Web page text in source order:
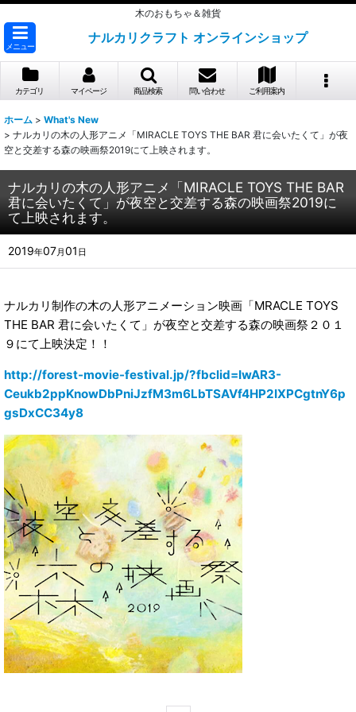
木のおもちゃ＆雑貨
メニュー
ナルカリクラフト オンラインショップ
カテゴリ マイページ 商品検索 問い合わせ ご利用案内
ホーム > What's New
> ナルカリの木の人形アニメ「MIRACLE TOYS THE BAR 君に会いたくて」が夜
空と交差する森の映画祭2019にて上映されます。
ナルカリの木の人形アニメ「MIRACLE TOYS THE BAR
君に会いたくて」が夜空と交差する森の映画祭2019に
て上映されます。
2019年07月01 日
ナルカリ制作の木の人形アニメーション映画「MRACLE TOYS
THE BAR 君に会いたくて」が夜空と交差する森の映画祭２０１
９にて上映決定！！
http://forest-movie-festival.jp/?fbclid=IwAR3-
Ceukb2ppKnowDbPniJzfM3m6LbTSAVf4HP2IXPCgtnY6p
gsDxCC34y8